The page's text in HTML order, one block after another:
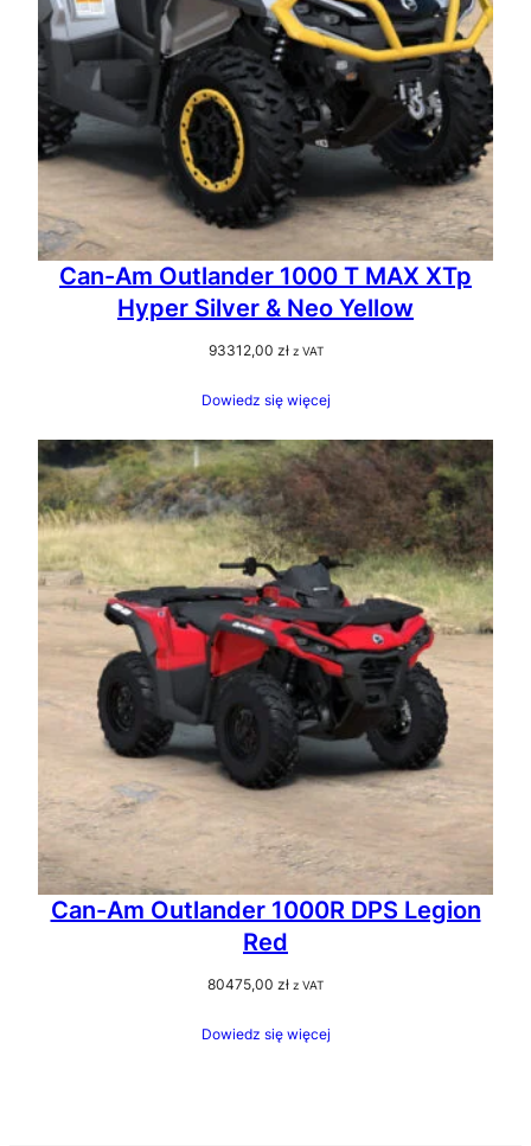
Can-Am Outlander 1000 T MAX XTp
Hyper Silver & Neo Yellow
93312,00 zł z VAT
Dowiedz się więcej
Can-Am Outlander 1000R DPS Legion
Red
80475,00 zł z VAT
Dowiedz się więcej